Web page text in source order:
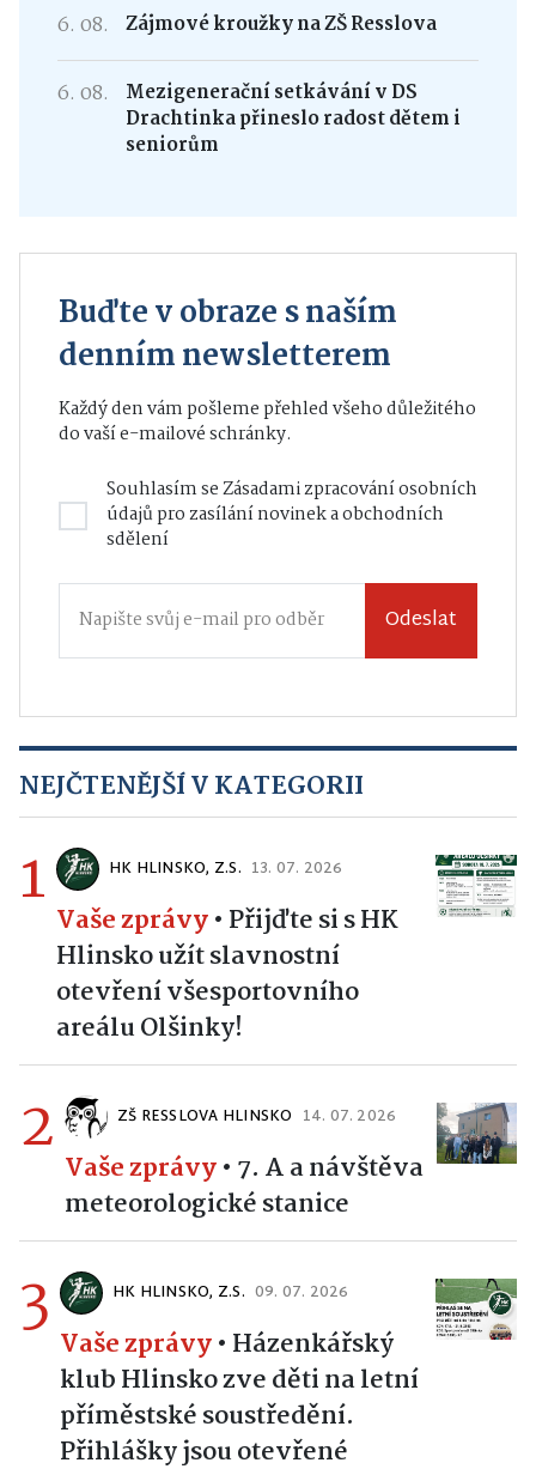
6. 08. Zájmové kroužky na ZŠ Resslova
6. 08.
Mezigenerační setkávání v DS
Drachtinka přineslo radost dětem i
seniorům
Buďte v obraze s naším
denním newsletterem
Každý den vám pošleme přehled všeho důležitého
do vaší e-mailové schránky.
Souhlasím seZásadami zpracování osobních
údajůpro zasílání novinek a obchodních
sdělení
Odeslat
NEJČTENĚJŠÍ V KATEGORII
1 HK HLINSKO, Z.S. 13. 07. 2026
Vaše zprávy• Přijďte si s HK
Hlinsko užít slavnostní
otevření všesportovního
areálu Olšinky!
2 ZŠ RESSLOVA HLINSKO 14. 07. 2026
Vaše zprávy• 7. A a návštěva
meteorologické stanice
3 HK HLINSKO, Z.S. 09. 07. 2026
Vaše zprávy• Házenkářský
klub Hlinsko zve děti na letní
příměstské soustředění.
Přihlášky jsou otevřené